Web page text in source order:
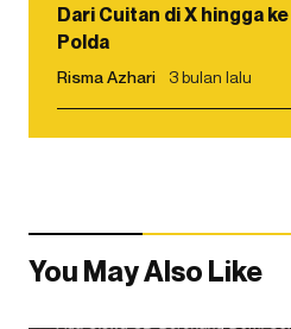
Dari Cuitan di X hingga
Polda
Risma Azhari 3 bulan lalu
You May Also Like